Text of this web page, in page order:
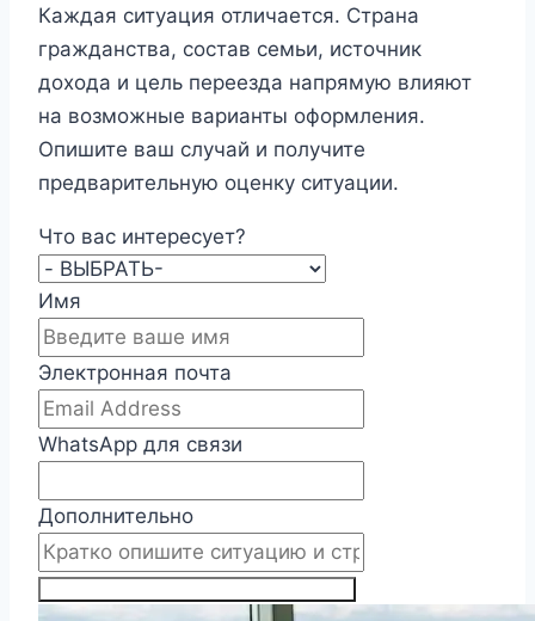
Каждая ситуация отличается. Страна
гражданства, состав семьи, источник
дохода и цель переезда напрямую влияют
на возможные варианты оформления.
Опишите ваш случай и получите
предварительную оценку ситуации.
Что вас интересует?
Имя
Электронная почта
WhatsApp для связи
Дополнительно